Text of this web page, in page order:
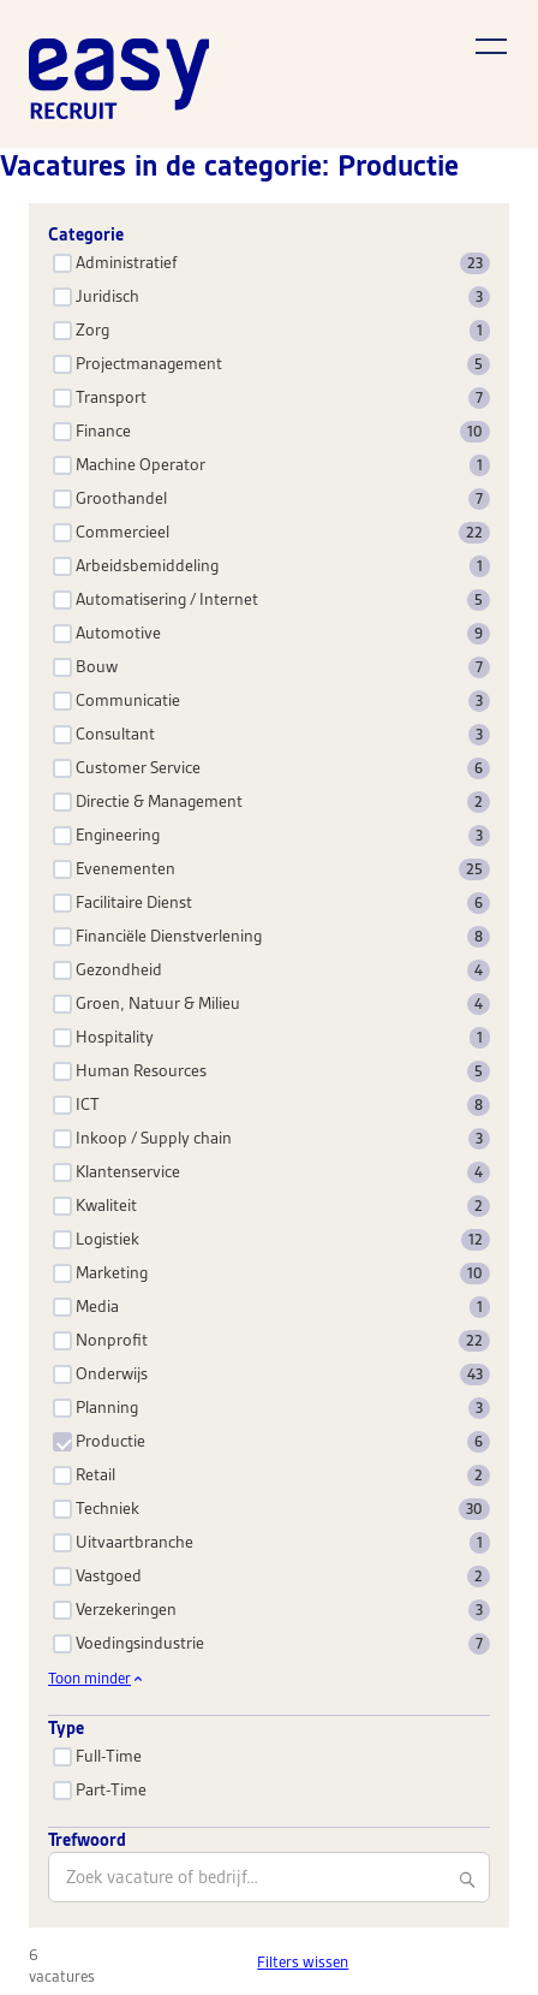
Vacatures in de categorie: Productie
Categorie
Administratief 23
Juridisch 3
Zorg 1
Projectmanagement 5
Transport 7
Finance 10
Machine Operator 1
Groothandel 7
Commercieel 22
Arbeidsbemiddeling 1
Automatisering / Internet 5
Automotive 9
Bouw 7
Communicatie 3
Consultant 3
Customer Service 6
Directie & Management 2
Engineering 3
Evenementen 25
Facilitaire Dienst 6
Financiële Dienstverlening 8
Gezondheid 4
Groen, Natuur & Milieu 4
Hospitality 1
Human Resources 5
ICT 8
Inkoop / Supply chain 3
Klantenservice 4
Kwaliteit 2
Logistiek 12
Marketing 10
Media 1
Nonprofit 22
Onderwijs 43
Planning 3
Productie 6
Retail 2
Techniek 30
Uitvaartbranche 1
Vastgoed 2
Verzekeringen 3
Voedingsindustrie
7
Toon minder
Type
Full-Time
Part-Time
Trefwoord
6
vacatures
Filters wissen